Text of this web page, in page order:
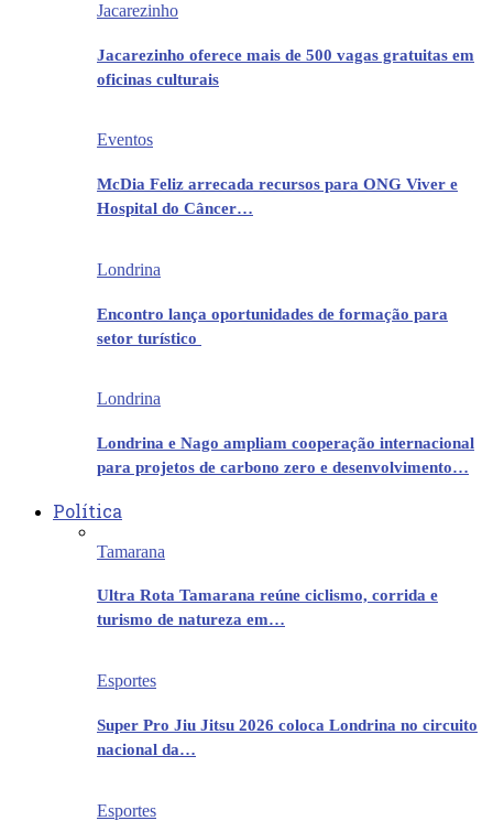
Jacarezinho
Jacarezinho oferece mais de 500 vagas gratuitas em
oficinas culturais
Eventos
McDia Feliz arrecada recursos para ONG Viver e
Hospital do Câncer…
Londrina
Encontro lança oportunidades de formação para
setor turístico
Londrina
Londrina e Nago ampliam cooperação internacional
para projetos de carbono zero e desenvolvimento…
Política
Tamarana
Ultra Rota Tamarana reúne ciclismo, corrida e
turismo de natureza em…
Esportes
Super Pro Jiu Jitsu 2026 coloca Londrina no circuito
nacional da…
Esportes